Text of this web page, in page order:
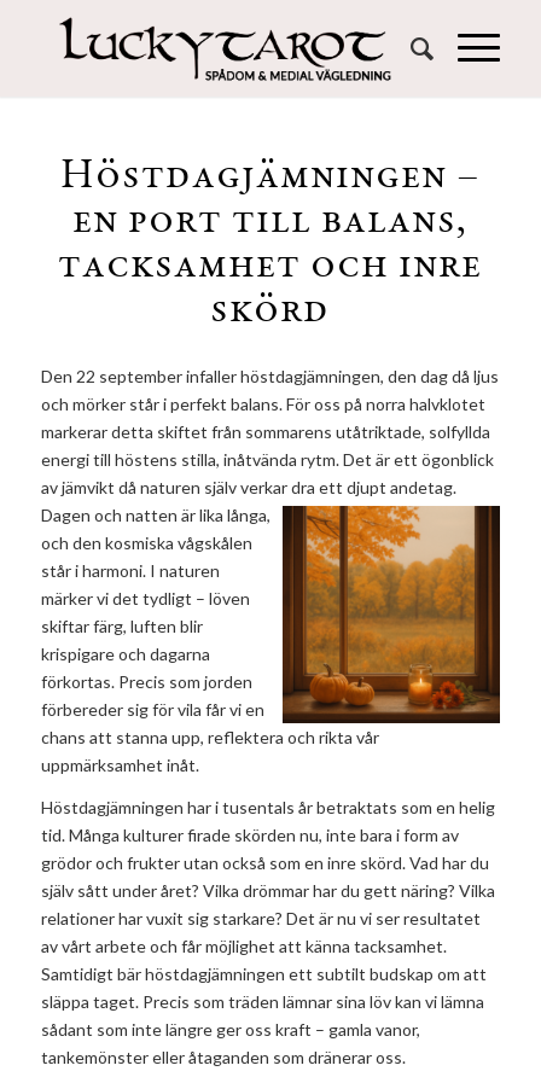
Höstdagjämningen –
en port till balans,
tacksamhet och inre
skörd
Den 22 september infaller höstdagjämningen, den dag då ljus
och mörker står i perfekt balans. För oss på norra halvklotet
markerar detta skiftet från sommarens utåtriktade, solfyllda
energi till höstens stilla, inåtvända rytm. Det är ett ögonblick
av jämvikt då naturen själv verkar dra ett djupt andetag.
Dagen och natten är lika långa,
och den kosmiska vågskålen
står i harmoni. I naturen
märker vi det tydligt – löven
skiftar färg, luften blir
krispigare och dagarna
förkortas. Precis som jorden
förbereder sig för vila får vi en
chans att stanna upp, reflektera och rikta vår
uppmärksamhet inåt.
Höstdagjämningen har i tusentals år betraktats som en helig
tid. Många kulturer firade skörden nu, inte bara i form av
grödor och frukter utan också som en inre skörd. Vad har du
själv sått under året? Vilka drömmar har du gett näring? Vilka
relationer har vuxit sig starkare? Det är nu vi ser resultatet
av vårt arbete och får möjlighet att känna tacksamhet.
Samtidigt bär höstdagjämningen ett subtilt budskap om att
släppa taget. Precis som träden lämnar sina löv kan vi lämna
sådant som inte längre ger oss kraft – gamla vanor,
tankemönster eller åtaganden som dränerar oss.